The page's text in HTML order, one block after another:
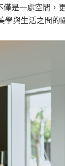
是一處空間，
與生活之間的